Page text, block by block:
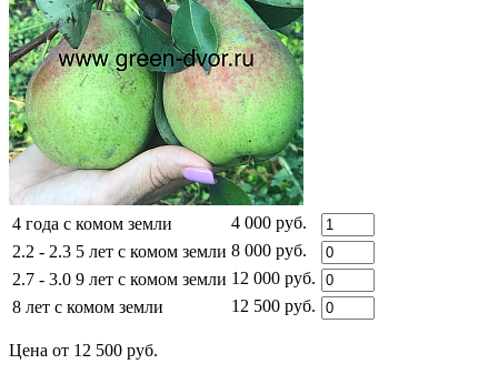
4 года с комом земли
4 000 руб.
2.2 - 2.3 5 лет с комом земли 8 000 руб.
2.7 - 3.0 9 лет с комом земли 12 000 руб.
8 лет с комом земли
12 500 руб.
Цена от 12 500 руб.